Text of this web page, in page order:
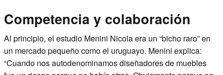
Competencia y colaboración
Al principio, el estudio Menini Nicola era un “bicho raro” en
un mercado pequeño como el uruguayo. Menini explica:
“Cuando nos autodenominamos diseñadores de muebles